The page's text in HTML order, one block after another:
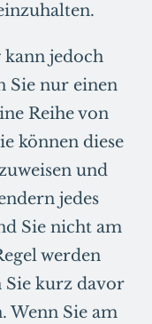
jedoch
Sie nur einen
Reihe von
können diese
und
jedes
Sie nicht am
werden
Sie kurz davor
Wenn Sie am